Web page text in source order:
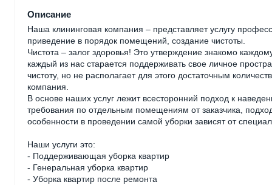
Описание
Наша клининговая компания – представляет услугу
приведение в порядок помещений, создание чистоты.
Чистота – залог здоровья! Это утверждение знакомо
каждый из нас старается поддерживать свое личное
чистоту, но не располагает для этого достаточным
компания.
В основе наших услуг лежит всесторонний подход к
требования по отдельным помещениям от заказчика,
особенности в проведении самой уборки зависят от
Наши услуги это:
- Поддерживающая уборка квартир
- Генеральная уборка квартир
- Уборка квартир после ремонта